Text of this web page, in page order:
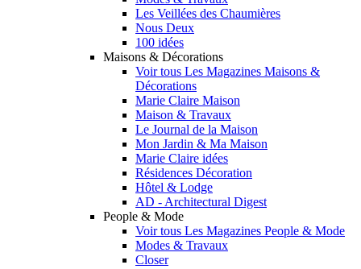
Les Veillées des Chaumières
Nous Deux
100 idées
Maisons & Décorations
Voir tous Les Magazines Maisons &
Décorations
Marie Claire Maison
Maison & Travaux
Le Journal de la Maison
Mon Jardin & Ma Maison
Marie Claire idées
Résidences Décoration
Hôtel & Lodge
AD - Architectural Digest
People & Mode
Voir tous Les Magazines People & Mode
Modes & Travaux
Closer